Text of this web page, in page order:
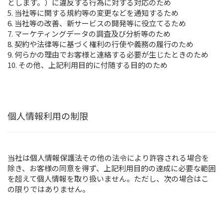
とします。）に違反する行為に対する対応のため
5. 当社等に関する規約等の変更などを通知するため
6. 当社等の改善、新サービスの開発等に役立てるため
7. マーケティングデータの調査及び分析等のため
8. 契約や法律等に基づく権利の行使や義務の履行のため
9. 何らかの理由でお客様と連絡する必要が生じたときのため
10. その他、上記利用目的に付随する目的のため
個人情報利用の制限
当社は個人情報保護法その他の法令により許容される場合を
除き、お客様の同意を得ず、上記利用目的の達成に必要な範囲
を超えて個人情報を取り扱いません。ただし、次の場合はこ
の限りではありません。